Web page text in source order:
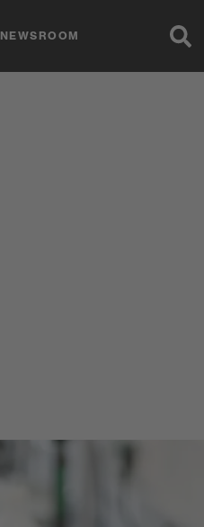
NEWSROOM